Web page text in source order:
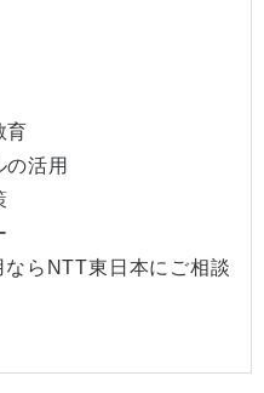
育
活用
らNTT東日本にご相談